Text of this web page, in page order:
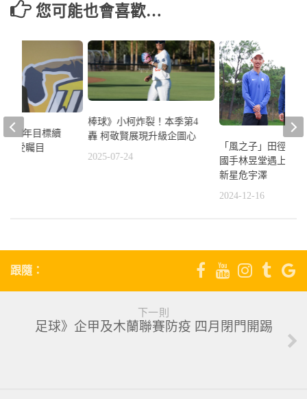
您可能也會喜歡…
棒球》小柯炸裂！本季第4
轟 柯敬賢展現升級企圖心
2025-07-24
「風之子」田徑教
國手林昱堂遇上十
新星危宇澤
2024-12-16
殷明年目標續
家受矚目
跟隨：
下一則
足球》企甲及木蘭聯賽防疫 四月閉門開踢